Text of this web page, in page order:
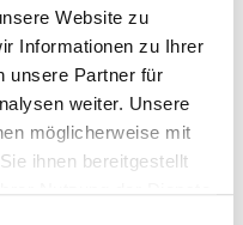
Website zu
Informationen zu Ihrer
unsere Partner für
weiter. Unsere
möglicherweise mit
ihnen bereitgestellt